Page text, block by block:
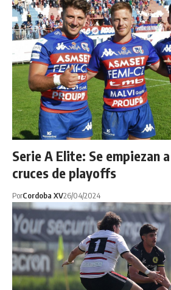
Serie A Elite: Se empiezan
cruces de playoffs
PorCordoba XV26/04/2024